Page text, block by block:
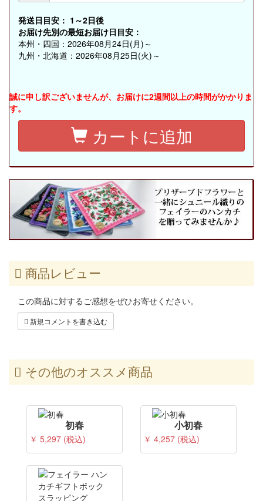
発送日目安： 1～2日後
お届け先別の最短お届け日目安：
本州・四国：2026年08月24日(月)～
九州・北海道：2026年08月25日(火)～
誠に申し訳ございませんが、お届けに2週間以上の時間がかかりま
す。
カートに追加
商品レビュー
この商品に対するご感想をぜひお寄せください。
新規コメントを書き込む
その他のオススメ商品
初春
￥ 5,297 (税込)
小初春
￥ 4,257 (税込)